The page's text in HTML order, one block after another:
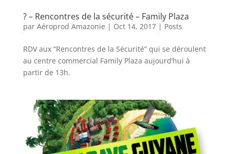
? – Rencontres de la sécurité – Family Plaza
par Aéroprod Amazonie | Oct 14, 2017| Posts
RDV aux “Rencontres de la Sécurité” qui se déroulent
au centre commercial Family Plaza aujourd’hui à
partir de 13h.